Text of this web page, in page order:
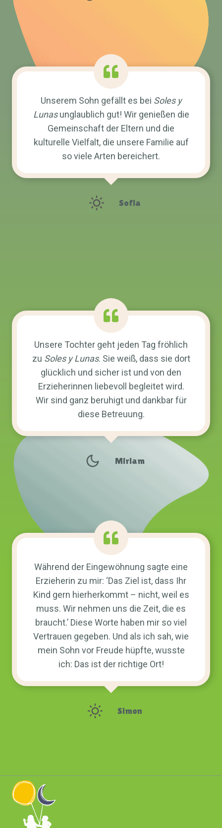
Unserem Sohn gefällt es bei Soles y
Lunasunglaublich gut! Wir genießen die
Gemeinschaft der Eltern und die
kulturelle Vielfalt, die unsere Familie auf
so viele Arten bereichert.
Sofia
Unsere Tochter geht jeden Tag fröhlich
zu Soles y Lunas. Sie weiß, dass sie dort
glücklich und sicher ist und von den
Erzieherinnen liebevoll begleitet wird.
Wir sind ganz beruhigt und dankbar für
diese Betreuung.
Miriam
Während der Eingewöhnung sagte eine
Erzieherin zu mir: ‘Das Ziel ist, dass Ihr
Kind gern hierherkommt – nicht, weil es
muss. Wir nehmen uns die Zeit, die es
braucht.’ Diese Worte haben mir so viel
Vertrauen gegeben. Und als ich sah, wie
mein Sohn vor Freude hüpfte, wusste
ich: Das ist der richtige Ort!
Simon